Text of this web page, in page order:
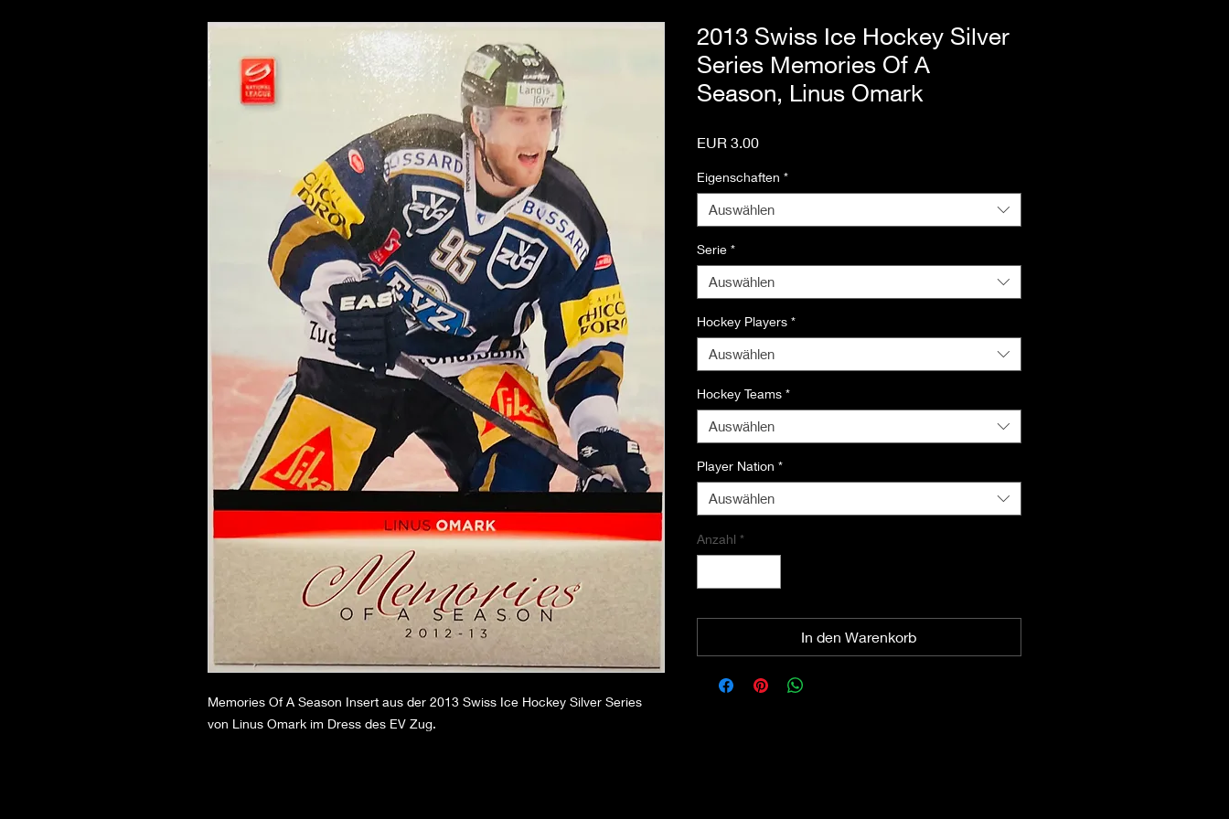
Memories Of A Season Insert aus der 2013 Swiss Ice Hockey Silver Series
von Linus Omark im Dress des EV Zug.
2013 Swiss Ice Hockey Silver
Series Memories Of A
Season, Linus Omark
EUR 3.00Preis
Eigenschaften *
Auswählen
Serie *
Auswählen
Hockey Players *
Auswählen
Hockey Teams *
Auswählen
Player Nation *
Auswählen
Anzahl *
In den Warenkorb